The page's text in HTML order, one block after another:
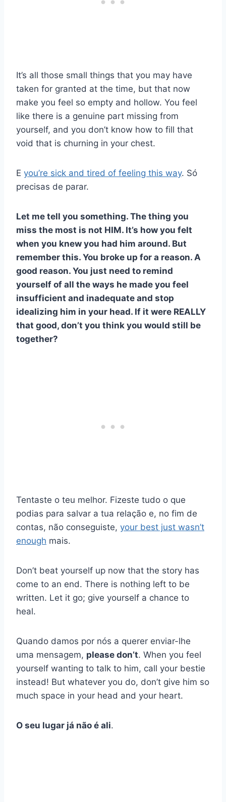
It’s all those small things that you may have
taken for granted at the time, but that now
make you feel so empty and hollow. You feel
like there is a genuine part missing from
yourself, and you don’t know how to fill that
void that is churning in your chest.
E you’re sick and tired of feeling this way. Só
precisas de parar.
Let me tell you something. The thing you
miss the most is not HIM. It’s how you felt
when you knew you had him around. But
remember this. You broke up for a reason. A
good reason. You just need to remind
yourself of all the ways he made you feel
insufficient and inadequate and stop
idealizing him in your head. If it were REALLY
that good, don’t you think you would still be
together?
Tentaste o teu melhor. Fizeste tudo o que
podias para salvar a tua relação e, no fim de
contas, não conseguiste, your best just wasn’t
enough mais.
Don’t beat yourself up now that the story has
come to an end. There is nothing left to be
written. Let it go; give yourself a chance to
heal.
Quando damos por nós a querer enviar-lhe
uma mensagem, please don’t. When you feel
yourself wanting to talk to him, call your bestie
instead! But whatever you do, don’t give him so
much space in your head and your heart.
O seu lugar já não é ali.